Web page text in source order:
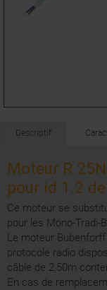
Descriptif
Moteur R
pour id 1.2
Ce moteur se
pour les Mono-Tradi-
Le moteur
protocole radio
câble de 2,50m
En cas de